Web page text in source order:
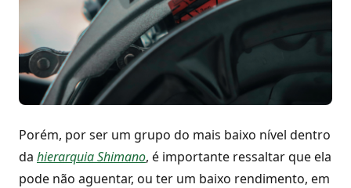
Porém, por ser um grupo do mais baixo nível dentro
da hierarquia Shimano, é importante ressaltar que ela
pode não aguentar, ou ter um baixo rendimento, em